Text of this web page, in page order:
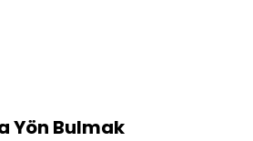
Yön Bulmak